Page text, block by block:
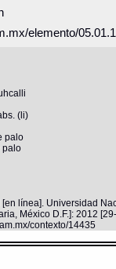
elemento/
(li)
palo
palo
línea]. Universidad
México D.F.]: 2012
contexto/14435